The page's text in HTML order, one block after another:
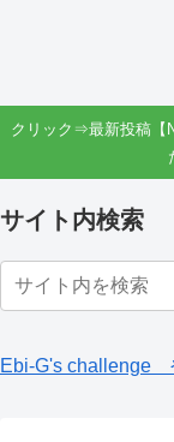
クリック⇒最新投稿【
サイト内検索
Ebi-G's challenge